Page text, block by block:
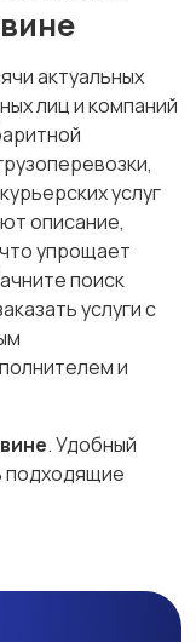
актуальных
лиц и компаний
услуг
описание,
упрощает
поиск
услуги с
и
. Удобный
подходящие